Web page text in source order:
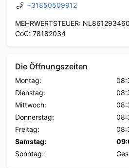
+31850509912
MEHRWERTSTEUER:
CoC: 78182034
Die Öffnungszeiten
Montag:
Dienstag:
Mittwoch:
Donnerstag:
Freitag:
Samstag:
Sonntag: